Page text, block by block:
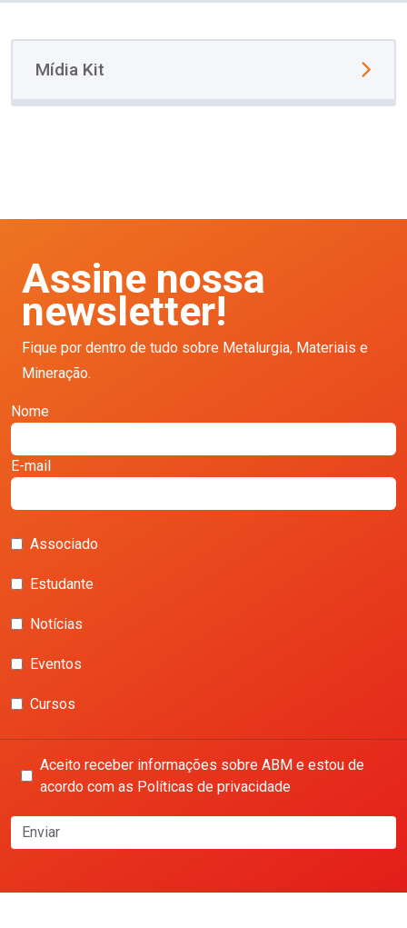
Mídia Kit
Assine nossa
newsletter!
Fique por dentro de tudo sobre Metalurgia, Materiais e
Mineração.
Nome
E-mail
Associado
Estudante
Notícias
Eventos
Cursos
Aceito receber informações sobre ABM e estou de
acordo com as Políticas de privacidade
Enviar